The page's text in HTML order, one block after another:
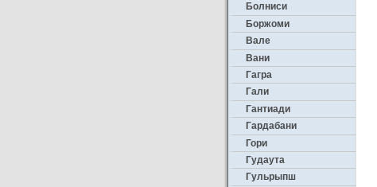
Болниси
Боржоми
Вале
Вани
Гагра
Гали
Гантиади
Гардабани
Гори
Гудаута
Гульрыпш